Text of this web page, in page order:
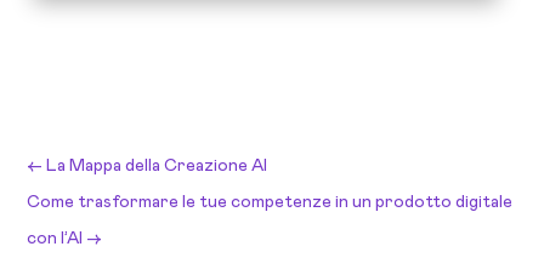
← La Mappa della Creazione AI
Come trasformare le tue competenze in un prodotto digitale
con l’AI →